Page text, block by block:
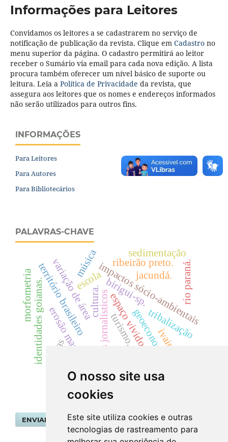
O nosso site usa
cookies
Este site utiliza cookies e outras
tecnologias de rastreamento para
Informações para Leitores
Convidamos os leitores a se cadastrarem no serviço de
notificação de publicação da revista. Clique em Cadastrono
menu superior da página. O cadastro permitirá ao leitor
receber o Sumário via email para cada nova edição. A lista
procura também oferecer um nível básico de suporte ou
leitura. Leia a Política de Privacidade da revista, que
assegura aos leitores que os nomes e endereços informados
não serão utilizados para outros fins.
INFORMAÇÕES
Para Leitores
Para Autores
Para Bibliotecários
PALAVRAS-CHAVE
mapas jornalísticosbirigui-sp.
impactos sócio-ambientais
jacundá.
ribeirão preto.
espaço vivido
cultura.
variação de área
território brasileiro
identidades goianas. geoeconomia
turismo.
erosão marginal
morfometria
trilhas
sedimentação
tribalização
escola rio paraná.
ivaiporã.
música
ENVIAR SUBMISSÃO